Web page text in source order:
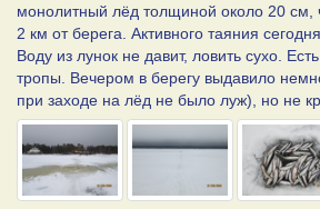
монолитный лёд толщиной около 20 см,
2 км от берега. Активного таяния
Воду из лунок не давит, ловить сухо.
тропы. Вечером в берегу выдавило
при заходе на лёд не было луж), но не